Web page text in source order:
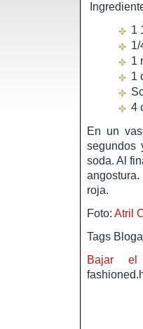
1
1/
1
1
4
En un
segundos
soda. Al
roja.
Foto: Atril
Tags
Bajar el